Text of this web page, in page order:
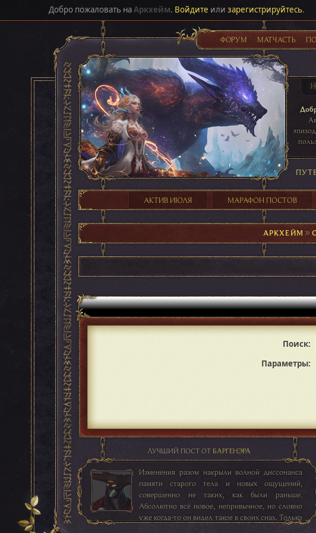
Добро пожаловать наАркхейм. Войдите или зарегистрируйтесь.
ФОРУМ МАТЧАСТЬ
АКТИВ ИЮЛЯ МАРАФОН ПОСТОВ
АРКХЕЙМ ►
Поиск:
Параметры:
ЛУЧШИЙ ПОСТ ОТ БАРГЕНЭРА
Изменения разом накрыли волной диссонанса
памяти старого тела и новых ощущений,
совершенно не таких, как были раньше.
Абсолютно всё новое, непривычное, но словно
уже когда-то он видел такое в своих снах. Только
каждый раз он просыпался и сон рассыпался в